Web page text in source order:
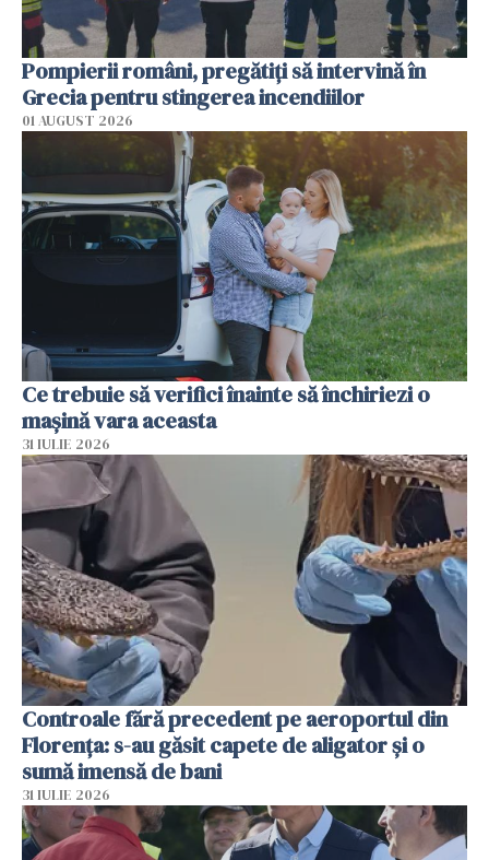
Pompierii români, pregătiţi să intervină în
Grecia pentru stingerea incendiilor
01 AUGUST 2026
Ce trebuie să verifici înainte să închiriezi o
mașină vara aceasta
31 IULIE 2026
Controale fără precedent pe aeroportul din
Florența: s-au găsit capete de aligator și o
sumă imensă de bani
31 IULIE 2026